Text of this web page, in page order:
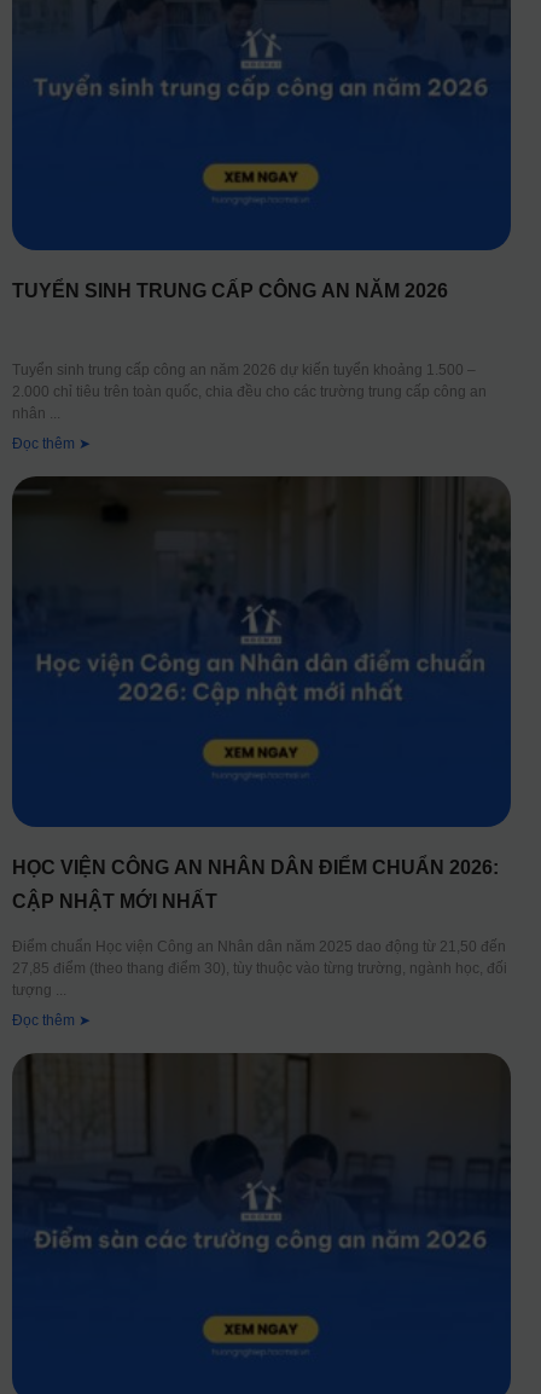
TUYỂN SINH TRUNG CẤP CÔNG AN NĂM 2026
Tuyển sinh trung cấp công an năm 2026 dự kiến tuyển khoảng 1.500 –
2.000 chỉ tiêu trên toàn quốc, chia đều cho các trường trung cấp công an
nhân
Đọc thêm ➤
HỌC VIỆN CÔNG AN NHÂN DÂN ĐIỂM CHUẨN 2026:
CẬP NHẬT MỚI NHẤT
Điểm chuẩn Học viện Công an Nhân dân năm 2025 dao động từ 21,50 đến
27,85 điểm (theo thang điểm 30), tùy thuộc vào từng trường, ngành học, đối
tượng
Đọc thêm ➤